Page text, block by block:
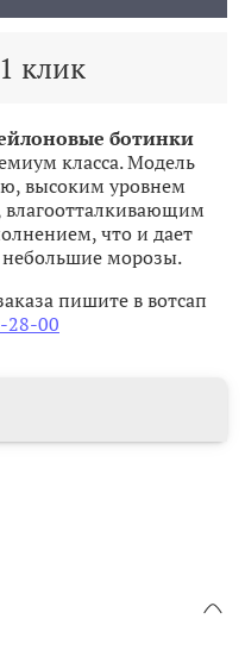
клик
ботинки
класса. Модель
высоким уровнем
что и дает
небольшие морозы.
пишите в вотсап
28-00